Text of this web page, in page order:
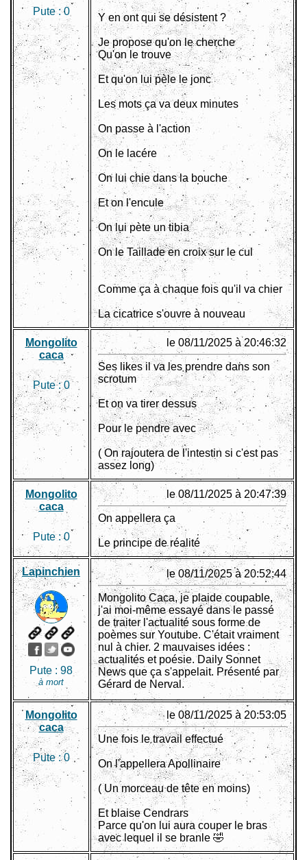
Pute :0
Y en ont qui se désistent ?
Je propose qu'on le cherche
Qu'on le trouve
Et qu'on lui pèle le jonc
Les mots ça va deux minutes
On passe à l'action
On le lacére
On lui chie dans la bouche
Et on l'encule
On lui pète un tibia
On le Taillade en croix sur le cul
Comme ça à chaque fois qu'il va chier
La cicatrice s'ouvre à nouveau
Mongolito
caca
Pute :0
le 08/11/2025 à 20:46:32
Ses likes il va les prendre dans son
scrotum
Et on va tirer dessus
Pour le pendre avec
( On rajoutera de l'intestin si c'est pas
assez long)
Mongolito
caca
Pute :0
le 08/11/2025 à 20:47:39
On appellera ça
Le principe de réalité
Lapinchien
Pute : 98
à mort
le 08/11/2025 à 20:52:44
Mongolito Caca, je plaide coupable,
j'ai moi-même essayé dans le passé
de traiter l'actualité sous forme de
poèmes sur Youtube. C'était vraiment
nul à chier. 2 mauvaises idées :
actualités et poésie. Daily Sonnet
News que ça s'appelait. Présenté par
Gérard de Nerval.
Mongolito
caca
Pute :0
le 08/11/2025 à 20:53:05
Une fois le travail effectué
On l'appellera Apollinaire
( Un morceau de tête en moins)
Et blaise Cendrars
Parce qu'on lui aura couper le bras
avec lequel il se branle 🤣